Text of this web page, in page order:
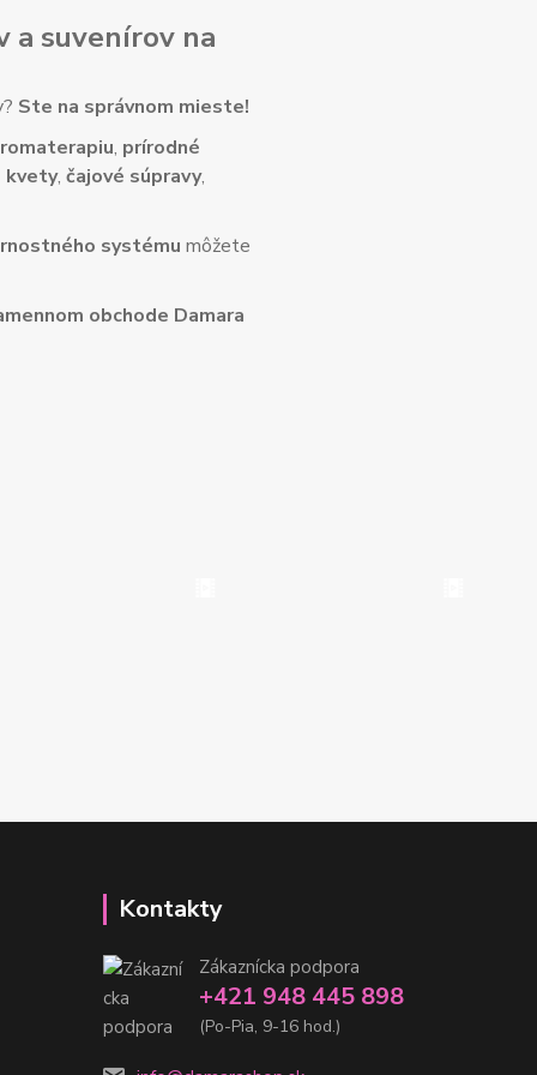
a suvenírov na
Ste na správnom mieste!
, prírodné
kvety, čajové súpravy,
systému môžete
obchode Damara
Kontakty
Zákaznícka podpora
+421 948 445 898
(Po-Pia, 9-16 hod.)